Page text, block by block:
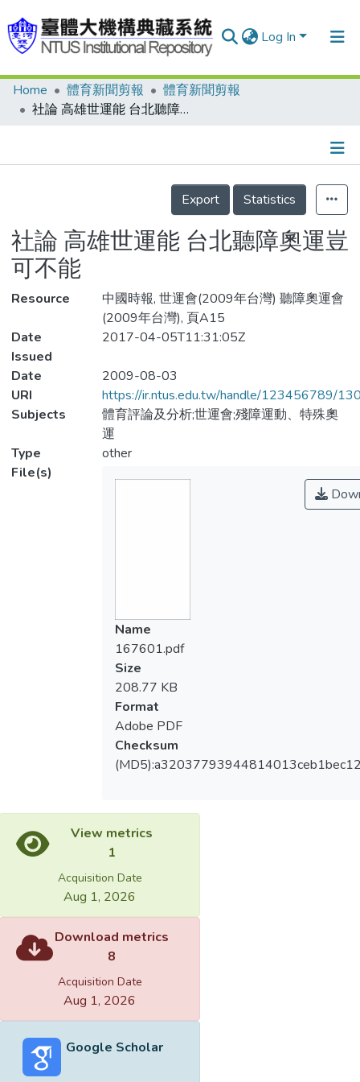
Log In
Communities & Collections
Statistics
Home 體育新聞剪報
體育新聞剪報
社論 高雄世運能 台北聽障奧運豈可不能
Details
Export
Statistics
社論 高雄世運能 台北聽障奧運豈
可不能
Resource
中國時報, 世運會(2009年台灣) 聽障奧運會
(2009年台灣), 頁A15
Date
Issued
2017-04-05T11:31:05Z
Date
2009-08-03
URI
https://ir.ntus.edu.tw/handle/123456789/
Subjects
體育評論及分析;世運會;殘障運動、特殊奧
運
Type
other
File(s)
Name
167601.pdf
Size
208.77 KB
Format
Adobe PDF
Checksum
View metrics
1
Acquisition Date
Aug 1, 2026
Download metrics
8
Acquisition Date
Aug 1, 2026
Google Scholar